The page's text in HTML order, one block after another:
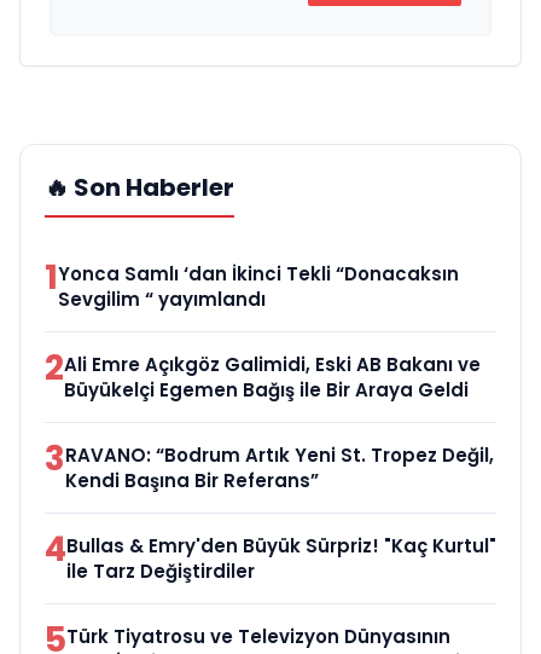
🔥 Son Haberler
1Yonca Samlı ‘dan İkinci Tekli “Donacaksın
Sevgilim “ yayımlandı
2Ali Emre Açıkgöz Galimidi, Eski AB Bakanı ve
Büyükelçi Egemen Bağış ile Bir Araya Geldi
3RAVANO: “Bodrum Artık Yeni St. Tropez Değil,
Kendi Başına Bir Referans”
4Bullas & Emry'den Büyük Sürpriz! "Kaç Kurtul"
ile Tarz Değiştirdiler
5Türk Tiyatrosu ve Televizyon Dünyasının